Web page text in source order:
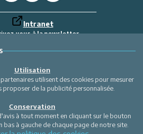
Intranet
vous à la newsletter
Labellemontagne
Utilisation
utilisent des cookies pour mesurer
proposer de la publicité personnalisée.
Conservation
à tout moment en cliquant sur le bouton
bas à gauche de chaque page de notre site.